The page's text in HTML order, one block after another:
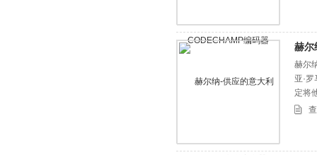
赫尔
赫尔
亚·
定将